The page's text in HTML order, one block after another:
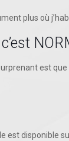
plus où
est
est disponible